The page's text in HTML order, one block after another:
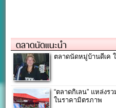
ตลาดนัดแนะนำ
ตลาดนัดหมู่บ้านดีเค
“ตลาดกิเลน” แหล่งร
ในราคามิตรภาพ